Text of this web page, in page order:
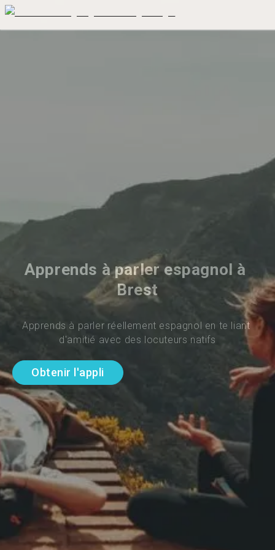
Apprends à parler espagnol à
Brest
Apprends à parler réellement espagnol en te liant
d'amitié avec des locuteurs natifs
Obtenir l'appli